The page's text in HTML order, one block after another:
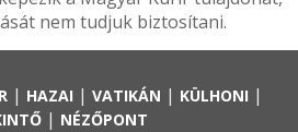
nem tudjuk biztosítani.
| HAZAI | VATIKÁN | KÜLHONI |
| NÉZŐPONT